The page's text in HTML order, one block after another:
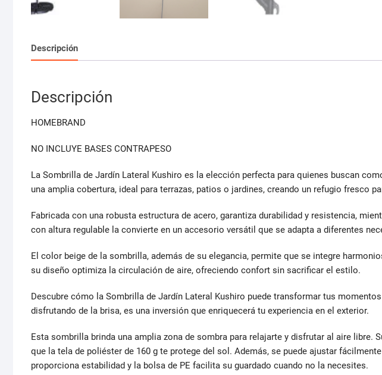
Descripción
Descripción
HOMEBRAND
NO INCLUYE BASES CONTRAPESO
La Sombrilla de Jardín Lateral Kushiro es la elección perfecta para quienes buscan
una amplia cobertura, ideal para terrazas, patios o jardines, creando un refugio fresco
Fabricada con una robusta estructura de acero, garantiza durabilidad y resistencia,
con altura regulable la convierte en un accesorio versátil que se adapta a diferentes
El color beige de la sombrilla, además de su elegancia, permite que se integre
su diseño optimiza la circulación de aire, ofreciendo confort sin sacrificar el estilo.
Descubre cómo la Sombrilla de Jardín Lateral Kushiro puede transformar tus
disfrutando de la brisa, es una inversión que enriquecerá tu experiencia en el exterior.
Esta sombrilla brinda una amplia zona de sombra para relajarte y disfrutar al aire
que la tela de poliéster de 160 g te protege del sol. Además, se puede ajustar
proporciona estabilidad y la bolsa de PE facilita su guardado cuando no la necesites.